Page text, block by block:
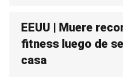
EEUU | Muere
fitness luego de
casa